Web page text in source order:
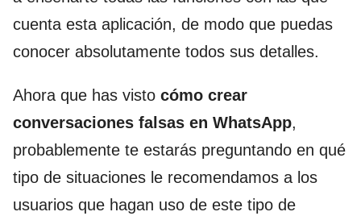
cuenta esta aplicación, de modo que puedas
conocer absolutamente todos sus detalles.
Ahora que has visto cómo crear
conversaciones falsas en WhatsApp,
probablemente te estarás preguntando en qué
tipo de situaciones le recomendamos a los
usuarios que hagan uso de este tipo de